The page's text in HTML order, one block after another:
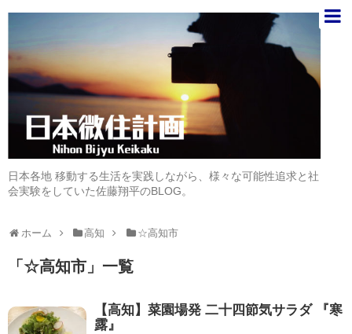
日本各地 移動する生活を実践しながら、様々な可能性追求と社
会実験をしていた佐藤翔平のBLOG。
ホーム 高知 ☆高知市
「 ☆高知市 」 一覧
【高知】菜園場発 二十四節気サラダ 『寒
露』